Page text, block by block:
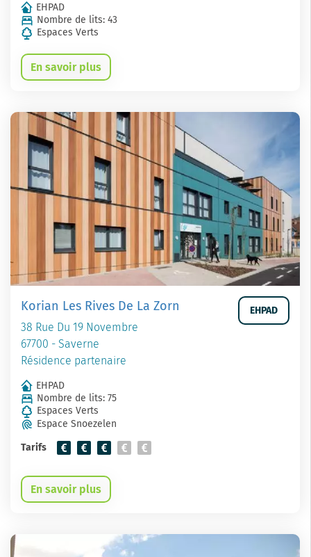
EHPAD
Nombre de lits: 43
Espaces Verts
En savoir plus
Korian Les Rives De La Zorn
38 Rue Du 19 Novembre
67700 - Saverne
Résidence partenaire
EHPAD
EHPAD
Nombre de lits: 75
Espaces Verts
Espace Snoezelen
Tarifs
En savoir plus